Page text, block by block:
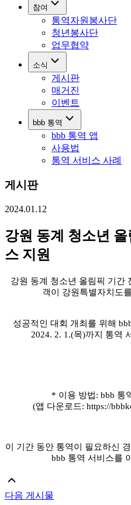
참여
통역자원봉사단
청년봉사단
업무협약
소식
게시판
매거진
이벤트
bbb 통역
bbb 통역 앱
사용법
통역 서비스 사례
게시판
2024.01.12
강원 동계 청소년 올
스 지원
강원 동계 청소년 올림픽 기간
객이 강원특별자치도
성공적인 대회 개최를 위해
2024. 2. 1.(목)까지 통역
* 이용 방법: bbb 통
(앱 다운로드: https://
이 기간 동안 통역이 필요하신
bbb 통역 서비스를
다음 게시물